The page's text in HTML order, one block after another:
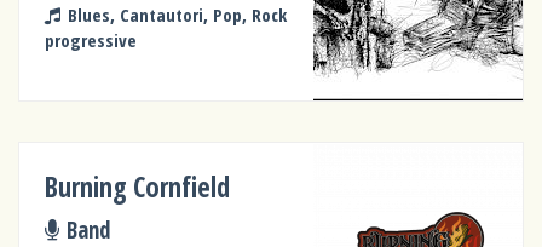
Blues, Cantautori, Pop, Rock
progressive
Burning Cornfield
Band